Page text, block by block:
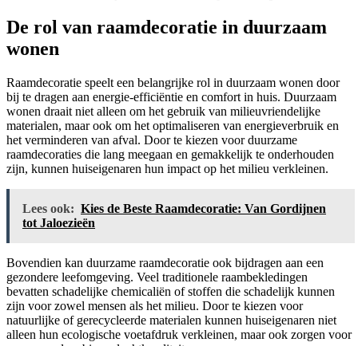
De rol van raamdecoratie in duurzaam
wonen
Raamdecoratie speelt een belangrijke rol in duurzaam wonen door
bij te dragen aan energie-efficiëntie en comfort in huis. Duurzaam
wonen draait niet alleen om het gebruik van milieuvriendelijke
materialen, maar ook om het optimaliseren van energieverbruik en
het verminderen van afval. Door te kiezen voor duurzame
raamdecoraties die lang meegaan en gemakkelijk te onderhouden
zijn, kunnen huiseigenaren hun impact op het milieu verkleinen.
Lees ook: Kies de Beste Raamdecoratie: Van Gordijnen
tot Jaloezieën
Bovendien kan duurzame raamdecoratie ook bijdragen aan een
gezondere leefomgeving. Veel traditionele raambekledingen
bevatten schadelijke chemicaliën of stoffen die schadelijk kunnen
zijn voor zowel mensen als het milieu. Door te kiezen voor
natuurlijke of gerecycleerde materialen kunnen huiseigenaren niet
alleen hun ecologische voetafdruk verkleinen, maar ook zorgen voor